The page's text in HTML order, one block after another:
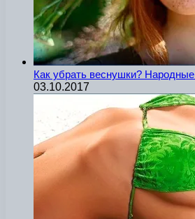
Как убрать веснушки?
03.10.2017